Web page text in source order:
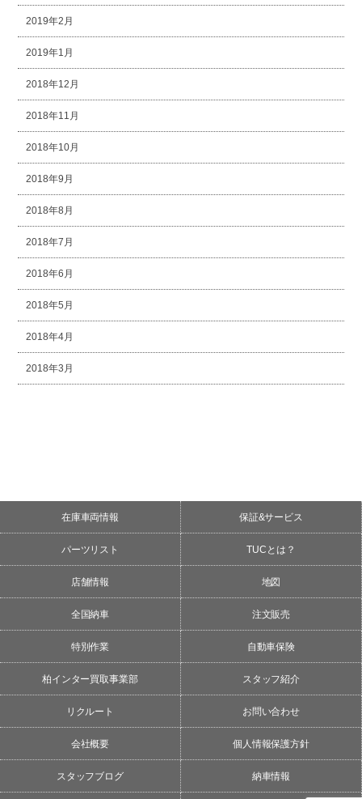
2019年2月
2019年1月
2018年12月
2018年11月
2018年10月
2018年9月
2018年8月
2018年7月
2018年6月
2018年5月
2018年4月
2018年3月
在庫車両情報 保証&サービス
パーツリスト TUCとは？
店舗情報 地図
全国納車 注文販売
特別作業 自動車保険
柏インター買取事業部 スタッフ紹介
リクルート お問い合わせ
会社概要 個人情報保護方針
スタッフブログ 納車情報